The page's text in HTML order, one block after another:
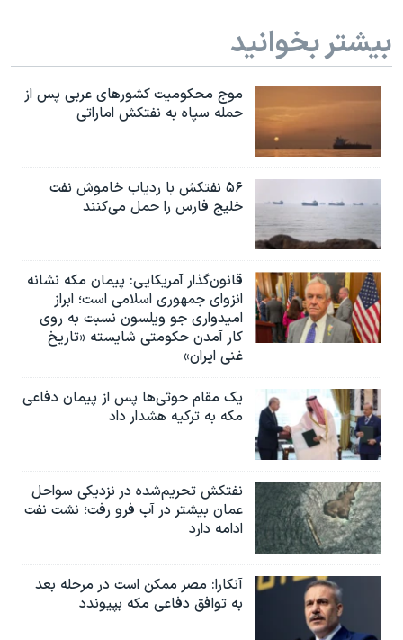
بیشتر بخوانید
موج محکومیت کشورهای عربی پس از
حمله سپاه به نفتکش اماراتی
۵۶ نفتکش با ردیاب خاموش نفت
خلیج فارس را حمل می‌کنند
قانون‌گذار آمریکایی: پیمان مکه نشانه
انزوای جمهوری اسلامی است؛ ابراز
امیدواری جو ویلسون نسبت به روی
کار آمدن حکومتی شایسته «تاریخ
غنی ایران»
یک مقام حوثی‌ها پس از پیمان دفاعی
مکه به ترکیه هشدار داد
نفتکش تحریم‌شده در نزدیکی سواحل
عمان بیشتر در آب فرو رفت؛ نشت نفت
ادامه دارد
آنکارا: مصر ممکن است در مرحله بعد
به توافق دفاعی مکه بپیوندد